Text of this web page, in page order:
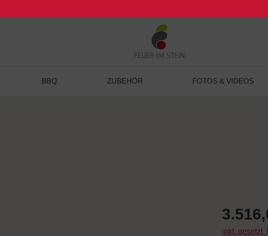
BBQ ZUBEHÖR FOTOS & VIDEOS
inkl. gesetzl.